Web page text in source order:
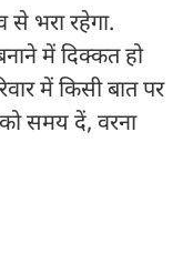
भरा रहेगा.
में दिक्कत हो
में किसी बात पर
समय दें, वरना